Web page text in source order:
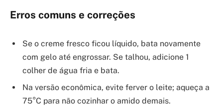
Erros comuns e correções
Se o creme fresco ficou líquido, bata novamente
com gelo até engrossar. Se talhou, adicione 1
colher de água fria e bata.
Na versão econômica, evite ferver o leite; aqueça a
75°C para não cozinhar o amido demais.